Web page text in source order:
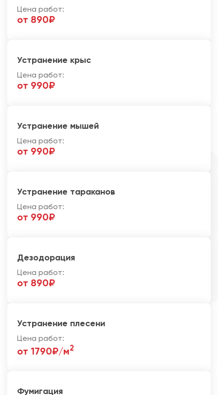
Цена работ:
от 890₽
Устранение крыс
Цена работ:
от 990₽
Устранение мышей
Цена работ:
от 990₽
Устранение тараканов
Цена работ:
от 990₽
Дезодорация
Цена работ:
от 890₽
Устранение плесени
Цена работ:
от 1790₽/м2
Фумигация